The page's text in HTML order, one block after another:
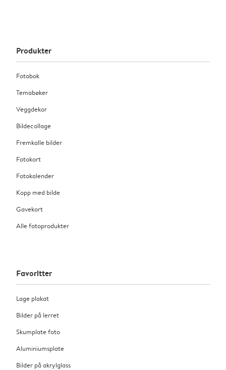
Produkter
Fotobok
Temabøker
Veggdekor
Bildecollage
Fremkalle bilder
Fotokort
Fotokalender
Kopp med bilde
Gavekort
Alle fotoprodukter
Favoritter
Lage plakat
Bilder på lerret
Skumplate foto
Aluminiumsplate
Bilder på akrylglass